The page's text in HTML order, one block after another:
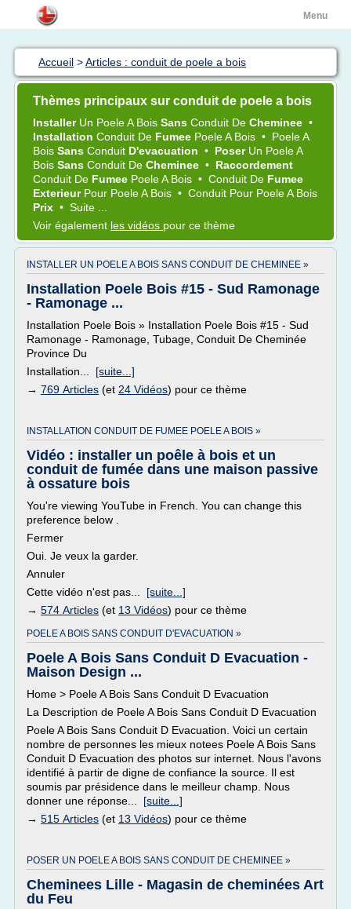
Menu
Accueil >Articles : conduit de poele a bois
Thèmes principaux sur conduit de poele a bois
Installer Un PoeleA Bois Sans Conduit De Cheminee •
Installation Conduit De Fumee PoeleA Bois • PoeleA
Bois Sans Conduit D'evacuation • Poser Un PoeleA
Bois Sans Conduit De Cheminee • Raccordement
Conduit De Fumee PoeleA Bois • Conduit De Fumee
Exterieur Pour PoeleA Bois • Conduit Pour PoeleA Bois
Prix • Suite ...
Voir également les vidéos pour ce thème
INSTALLER UN POELE A BOIS SANS CONDUIT DE CHEMINEE »
Installation Poele Bois #15 - Sud Ramonage
- Ramonage ...
Installation Poele Bois » Installation Poele Bois #15 - Sud
Ramonage - Ramonage, Tubage, Conduit De Cheminée
Province Du
Installation... [suite...]
→ 769 Articles (et 24 Vidéos) pour ce thème
INSTALLATION CONDUIT DE FUMEE POELE A BOIS »
Vidéo : installer un poêle à bois et un
conduit de fumée dans une maison passive
à ossature bois
You're viewing YouTube in French. You can change this
preference below .
Fermer
Oui. Je veux la garder.
Annuler
Cette vidéo n'est pas... [suite...]
→ 574 Articles (et 13 Vidéos) pour ce thème
POELE A BOIS SANS CONDUIT D'EVACUATION »
Poele A Bois Sans Conduit D Evacuation -
Maison Design ...
Home > Poele A Bois Sans Conduit D Evacuation
La Description de Poele A Bois Sans Conduit D Evacuation
Poele A Bois Sans Conduit D Evacuation. Voici un certain
nombre de personnes les mieux notees Poele A Bois Sans
Conduit D Evacuation des photos sur internet. Nous l'avons
identifié à partir de digne de confiance la source. Il est
soumis par présidence dans le meilleur champ. Nous
donner une réponse... [suite...]
→ 515 Articles (et 13 Vidéos) pour ce thème
POSER UN POELE A BOIS SANS CONDUIT DE CHEMINEE »
Cheminees Lille - Magasin de cheminées Art
du Feu